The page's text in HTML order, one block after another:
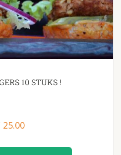
10 STUKS !
25.00